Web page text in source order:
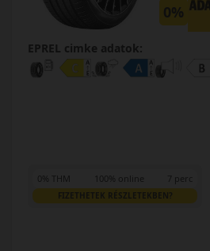
0%
EPREL cimke adatok:
0% THM 100% online 7 perc
FIZETHETEK RÉSZLETEKBEN?